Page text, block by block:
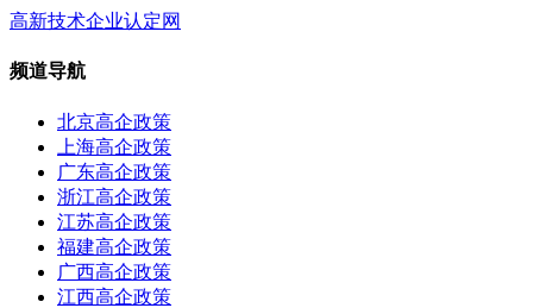
高新技术企业认定网
频道导航
北京高企政策
上海高企政策
广东高企政策
浙江高企政策
江苏高企政策
福建高企政策
广西高企政策
江西高企政策